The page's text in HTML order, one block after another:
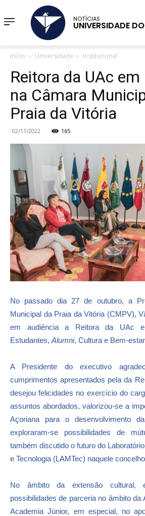
NOTÍCIAS
UNIVERSIDADE
Início Universidade Institucional
Reitora da UAc
na Câmara
Praia da Vitória
02/11/2022 165
No passado dia 27 de outubro, a
Municipal da Praia da Vitória (CMPV),
em audiência a Reitora da UAc
Estudantes, Alumni, Cultura e Bem-
A Presidente do executivo
cumprimentos apresentados pela da
desejou felicidades no exercício do
assuntos abordados, valorizou-se a
Açoriana para o desenvolvimento
exploraram-se possibilidades de
também discutido o futuro do
e Tecnologia (LAMTec) naquele
No âmbito da extensão cultural,
possibilidades de parceria no âmbito da
Academia Júnior, em especial, no